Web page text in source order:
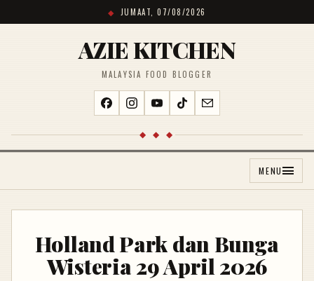
JUMAAT, 07/08/2026
AZIE KITCHEN
MALAYSIA FOOD BLOGGER
◆ ◆ ◆
MENU
Holland Park dan Bunga
Wisteria 29 April 2026